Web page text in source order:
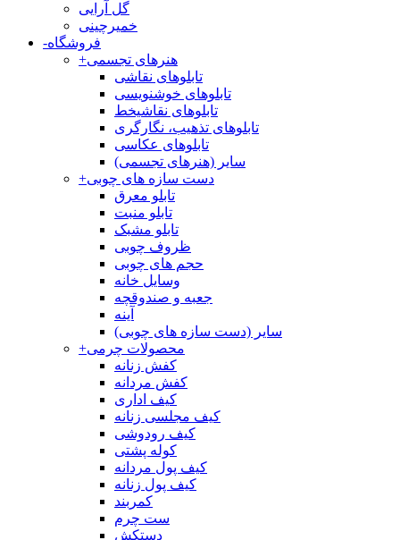
گل آرایی
خمیرچینی
-فروشگاه
+هنرهای تجسمی
تابلوهای نقاشی
تابلوهای خوشنویسی
تابلوهای نقاشیخط
تابلوهای تذهیب، نگارگری
تابلوهای عکاسی
سایر (هنرهای تجسمی)
+دست سازه های چوبی
تابلو معرق
تابلو منبت
تابلو مشبک
ظروف چوبی
حجم های چوبی
وسایل خانه
جعبه و صندوقچه
آینه
سایر (دست سازه های چوبی)
+محصولات چرمی
کفش زنانه
کفش مردانه
کیف اداری
کیف مجلسی زنانه
کیف رودوشی
کوله پشتی
کیف پول مردانه
کیف پول زنانه
کمربند
ست چرم
دستکش